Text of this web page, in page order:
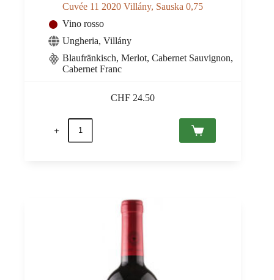
Cuvée 11 2020 Villány, Sauska 0,75
Vino rosso
Ungheria, Villány
Blaufränkisch, Merlot, Cabernet Sauvignon,
Cabernet Franc
CHF 24.50
Cuvée
2020